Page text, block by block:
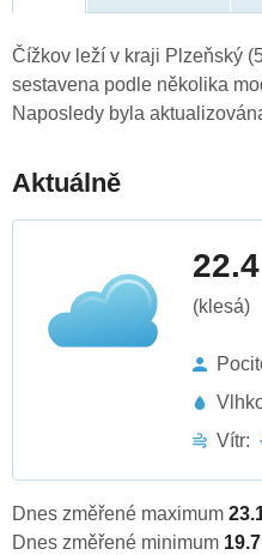
Čížkov leží v kraji Plzeňský
sestavena podle několika
Naposledy byla
Aktuálně
(klesá)
Vítr:
Dnes změřené maximum
Dnes změřené minimum